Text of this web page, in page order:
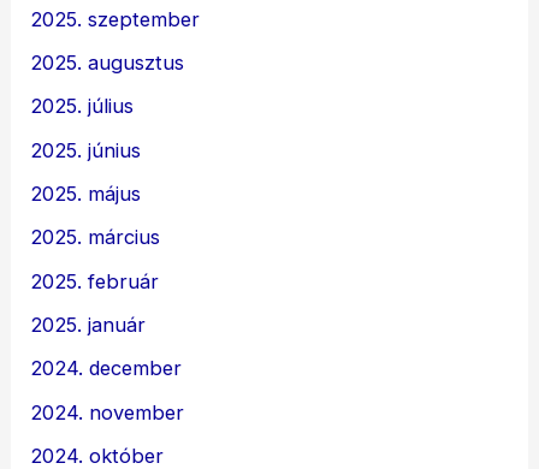
2025. szeptember
2025. augusztus
2025. július
2025. június
2025. május
2025. március
2025. február
2025. január
2024. december
2024. november
2024. október